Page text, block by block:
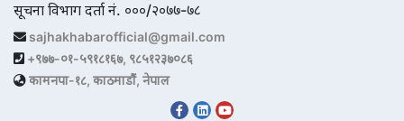
सूचना विभाग दर्ता नं. ०००/२०७७-७८
sajhakhabarofficial@gmail.com
+९७७-०१-५९१८१६७, ९८५१२३७०८६
कामनपा-१८, काठमाडौं, नेपाल